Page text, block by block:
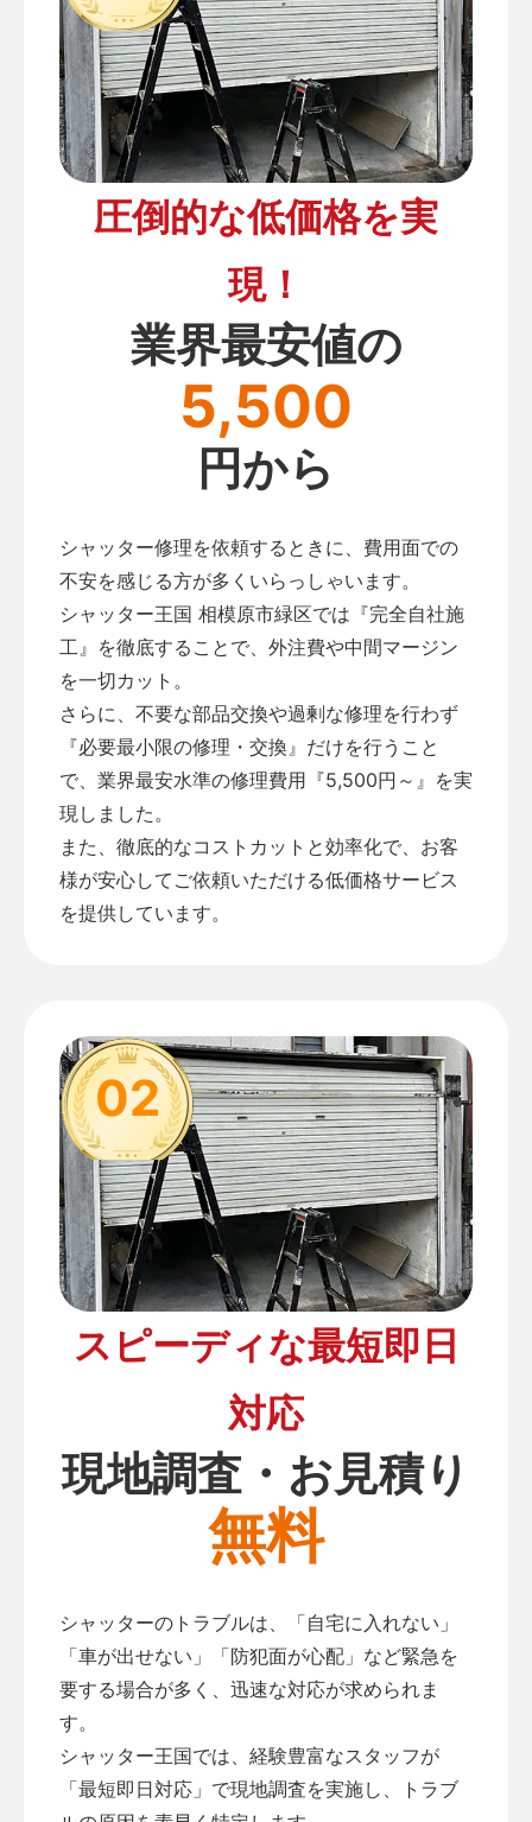
圧倒的な低価格を実
現！
業界最安値の
5,500
円から
シャッター修理を依頼するときに、費用面での
不安を感じる方が多くいらっしゃいます。
シャッター王国 相模原市緑区では『完全自社施
工』を徹底することで、外注費や中間マージン
を一切カット。
さらに、不要な部品交換や過剰な修理を行わず
『必要最小限の修理・交換』だけを行うこと
で、業界最安水準の修理費用『5,500円～』を実
現しました。
また、徹底的なコストカットと効率化で、お客
様が安心してご依頼いただける低価格サービス
を提供しています。
02
スピーディな最短即日
対応
現地調査・お見積り
無料
シャッターのトラブルは、「自宅に入れない」
「車が出せない」「防犯面が心配」など緊急を
要する場合が多く、迅速な対応が求められま
す。
シャッター王国では、経験豊富なスタッフが
「最短即日対応」で現地調査を実施し、トラブ